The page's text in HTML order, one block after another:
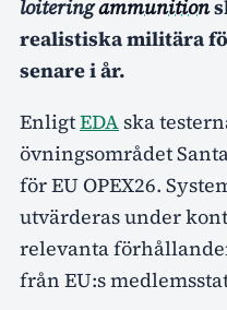
loiteringammunition
realistiska militära
senare i år.
EnligtEDA ska
övningsområdet
för EU OPEX26.
utvärderas under
relevanta
från EU:s